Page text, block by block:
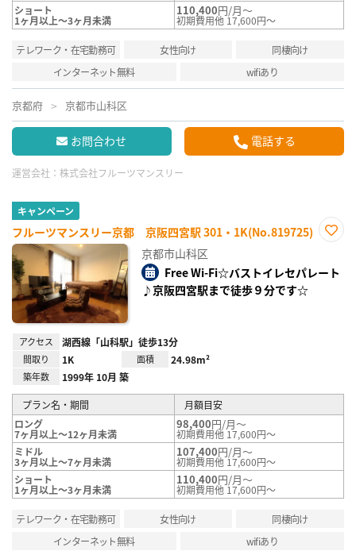
ショート
1ヶ月以上～3ヶ月未満
110,400円/月～
初期費用他 17,600円～
テレワーク・在宅勤務可 女性向け
同棲向け
インターネット無料
wifiあり
京都府 京都市山科区
お問合わせ 電話する
運営会社： 株式会社フルーツマンスリー
キャンペーン
フルーツマンスリー京都 京阪四宮駅 301・1K(No.819725)
り登
京都市山科区
Free Wi-Fi☆バストイレセパレート
♪京阪四宮駅まで徒歩９分です☆
アクセス 湖西線「山科駅」徒歩13分
間取り 1K 面積 24.98m²
築年数 1999年 10月 築
プラン名・期間
月額目安
ロング
7ヶ月以上～12ヶ月未満
98,400円/月～
初期費用他 17,600円～
ミドル
3ヶ月以上～7ヶ月未満
107,400円/月～
初期費用他 17,600円～
ショート
1ヶ月以上～3ヶ月未満
110,400円/月～
初期費用他 17,600円～
テレワーク・在宅勤務可 女性向け
同棲向け
インターネット無料
wifiあり